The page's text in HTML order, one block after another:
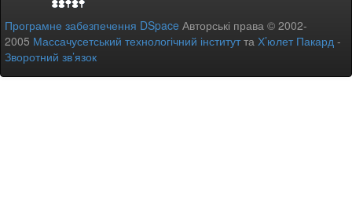
Програмне забезпечення DSpace Авторські права © 2002-
2005 Массачусетський технологічний інститутта Х’юлет Пакард -
Зворотний зв’язок